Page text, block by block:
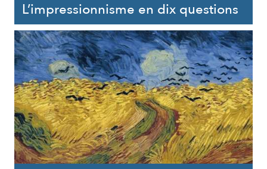
L’impressionnisme en dix questions